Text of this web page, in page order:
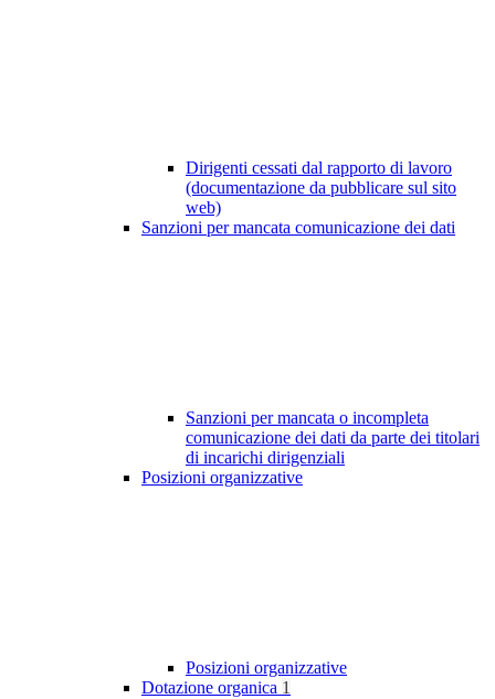
Dirigenti cessati dal rapporto di lavoro
(documentazione da pubblicare sul sito
web)
Sanzioni per mancata comunicazione dei dati
Sanzioni per mancata o incompleta
comunicazione dei dati da parte dei titolari
di incarichi dirigenziali
Posizioni organizzative
Posizioni organizzative
Dotazione organica 1